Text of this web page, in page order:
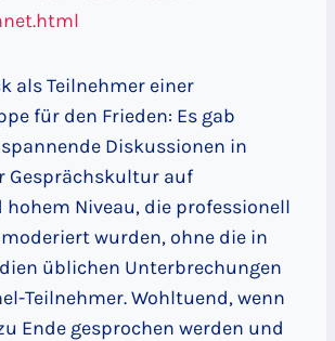
als Teilnehmer einer
für den Frieden: Es gab
Diskussionen in
Gesprächskultur auf
Niveau, die professionell
wurden, ohne die in
üblichen Unterbrechungen
Teilnehmer. Wohltuend, wenn
Ende gesprochen werden und